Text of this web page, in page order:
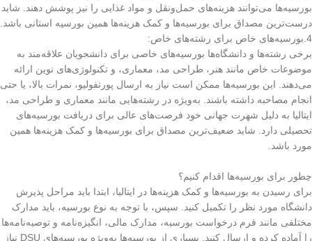
بورسیه‌ها می‌توانند هزینه‌های حمل‌ونقل و مواد غذایی را نیز پوشش دهند. شاید
درست‌ترین مصداق برای بورسیه‌ها و کمک هزینه‌ها همین بورسیه استانی باشد.
4.بورسیه‌های خاص برای رشته‌های خاص
:
برخی رشته‌ها و دانشگاه‌ها بورسیه‌های خاصی برای دانشجویان علاقه‌مند به
موضوعات خاص مانند هنر، طراحی مد، معماری، و تکنولوژی‌های نوین ارائه
می‌دهند. این بورسیه‌ها ممکن است نیاز به ارسال پورتفولیو، نمرات بالا، یا حتی
انجام مصاحبه داشته باشند. به‌ویژه در رشته‌هایی مانند معماری و طراحی مد،
ایتالیا به دلیل شهرت جهانی خود فرصت‌های عالی برای دریافت بورسیه‌های
تحصیلی دارد. شاید ضعیف‌ترین مصداق برای بورسیه‌ها و کمک هزینه‌ها همین
مورد باشد.
چطور برای بورسیه‌ها اقدام کنیم؟
برای رسیدن به بورسیه‌ها و کمک هزینه‌ها در ایتالیا، ابتدا باید مراحل پذیرش
دانشگاه مورد نظر را تکمیل کنید. سپس، با توجه به نوع بورسیه، باید مدارک
مختلفی مانند فرم درخواست بورسیه، مدارک مالی، انگیزه‌نامه و توصیه‌نامه‌ها
را آماده کرده و ارسال کنید. بسیاری از بورسیه‌ها به‌ویژه بورسیه‌های DSU نیاز